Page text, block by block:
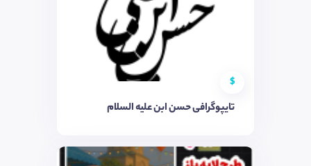
$
تایپوگرافی حسن ابن علیه السلام